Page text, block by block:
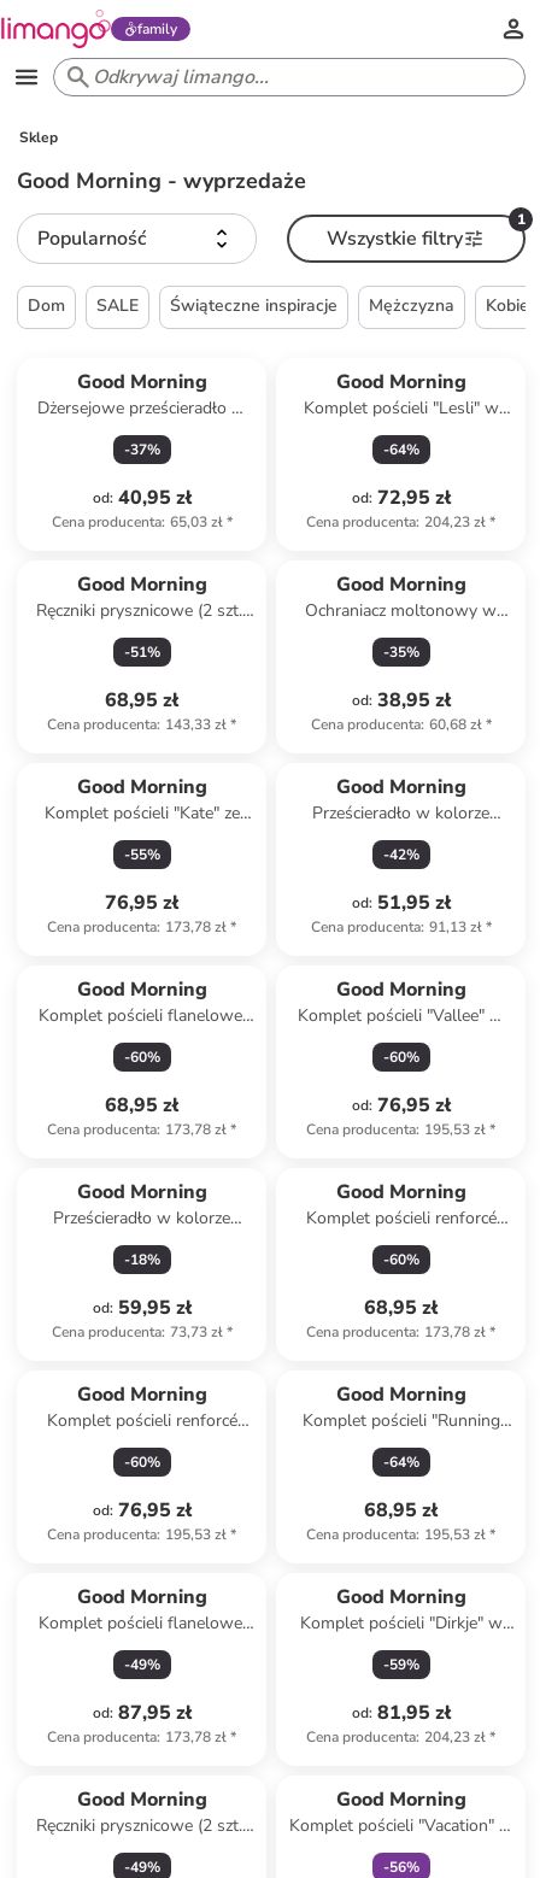
family
Sklep
Good Morning - wyprzedaże
Popularność
1
Wszystkie filtry
Dom SALE Świąteczne inspiracje Mężczyzna
Good Morning
Dżersejowe prześcieradło w
kolorze niebieskim na gumce
-37%
od: 40,95 zł
Cena producenta: 65,03 zł*
Good Morning
Komplet pościeli "Lesli" w
kolorze zielonym
-64%
od: 72,95 zł
Cena producenta: 204,23 zł*
Good Morning
Ręczniki prysznicowe (2 szt.)
w kolorze antracytowym
-51%
68,95 zł
Cena producenta: 143,33 zł*
Good Morning
Ochraniacz moltonowy w
kolorze białym na materac
-35%
od: 38,95 zł
Cena producenta: 60,68 zł*
Good Morning
Komplet pościeli "Kate" ze
wzorem
-55%
76,95 zł
Cena producenta: 173,78 zł*
Good Morning
Prześcieradło w kolorze
beżowym na gumce
-42%
od: 51,95 zł
Cena producenta: 91,13 zł*
Good Morning
Komplet pościeli flanelowej
"Elena" w kolorze szaro-
fioletowym
-60%
68,95 zł
Cena producenta: 173,78 zł*
Good Morning
Komplet pościeli "Vallee" w
kolorze miętowym ze wzorem
-60%
od: 76,95 zł
Cena producenta: 195,53 zł*
Good Morning
Prześcieradło w kolorze
jasnoróżowym na gumce
-18%
od: 59,95 zł
Cena producenta: 73,73 zł*
Good Morning
Komplet pościeli renforcé
"Dinosaur" w kolorze biało-
zielono-miętowym
-60%
68,95 zł
Cena producenta: 173,78 zł*
Good Morning
Komplet pościeli renforcé
"Coco" w kolorze biało-
jasnobrązowo-kremowym
-60%
od: 76,95 zł
Cena producenta: 195,53 zł*
Good Morning
Komplet pościeli "Running
horse" w kolorze zielono-
brązowym
-64%
68,95 zł
Cena producenta: 195,53 zł*
Good Morning
Komplet pościeli flanelowej
"Aime" w kolorze beżowym ze
wzorem
-49%
od: 87,95 zł
Cena producenta: 173,78 zł*
Good Morning
Komplet pościeli "Dirkje" w
kolorze zielonym
-59%
od: 81,95 zł
Cena producenta: 204,23 zł*
Good Morning
Ręczniki prysznicowe (2 szt.)
w kolorze niebieskim
-49%
Good Morning
Komplet pościeli "Vacation" w
kolorze błękitno-kremowym
-56%